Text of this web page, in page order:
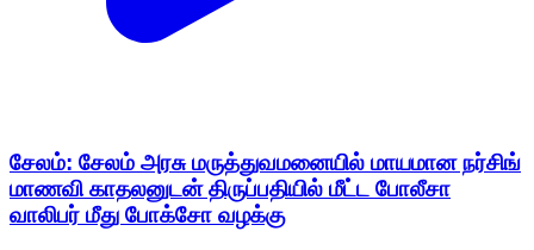
சேலம்: சேலம் அரசு மருத்துவமனையில் மாயமான நர்சிங்
மாணவி காதலனுடன் திருப்பதியில் மீட்ட போலீசா
வாலிபர் மீது போக்சோ வழக்கு